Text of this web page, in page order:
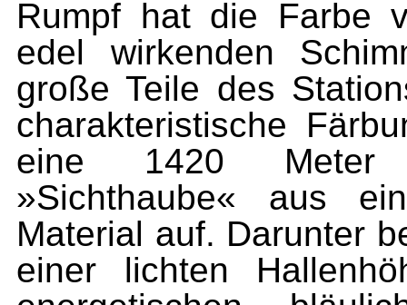
Rumpf hat die Farbe
edel wirkenden
große Teile des
charakteristische
eine 1420 Meter
»Sichthaube« aus
Material auf. Darunter
einer lichten